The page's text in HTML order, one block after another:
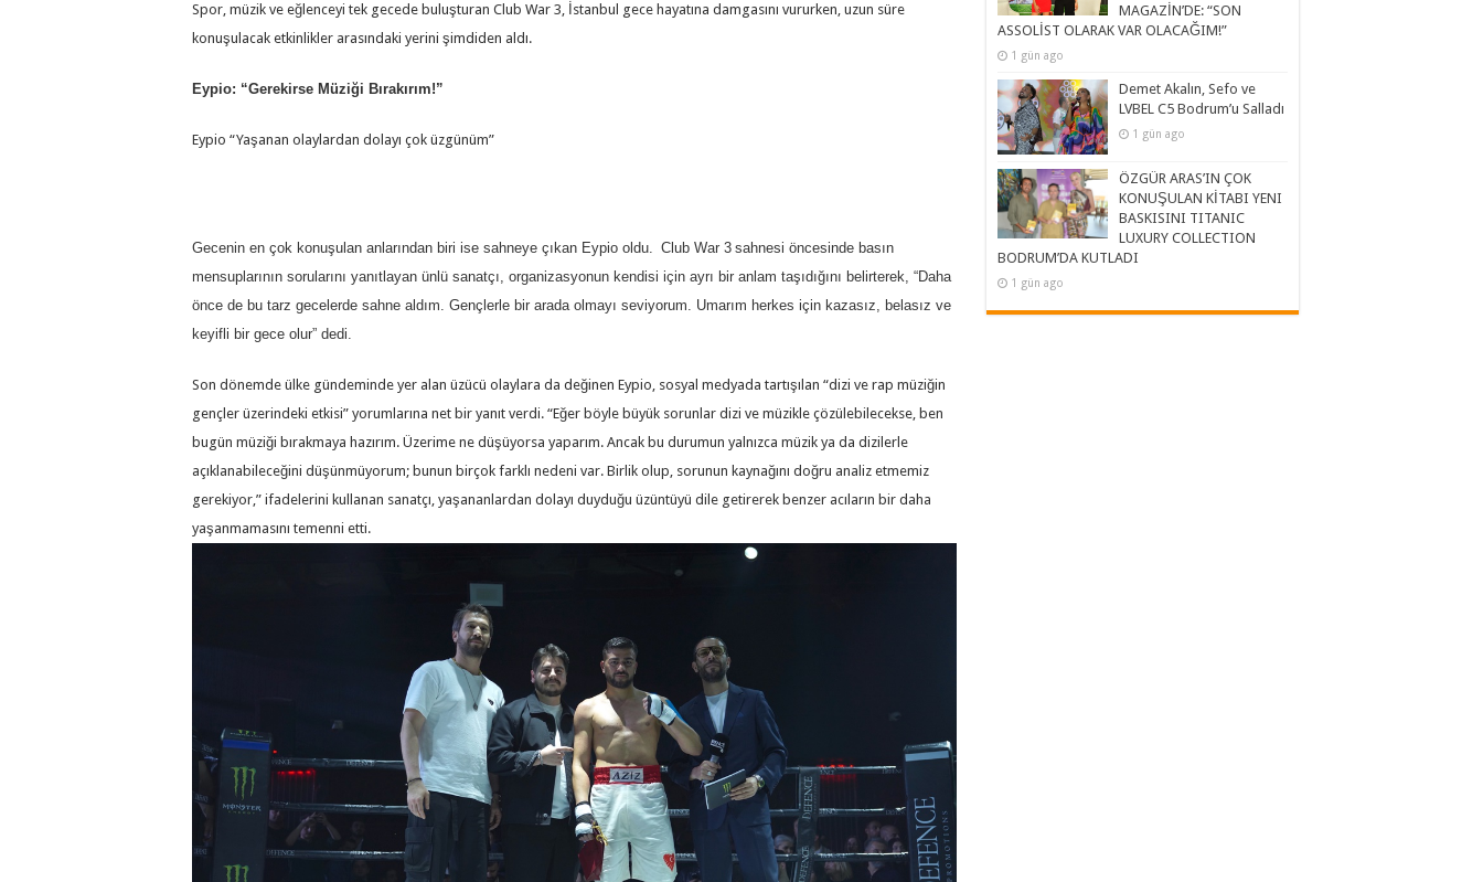
Spor, müzik ve eğlenceyi tek gecede buluşturan Club War 3, İstanbul gece hayatına damgasını vururken, uzun süre
konuşulacak etkinlikler arasındaki yerini şimdiden aldı.
Eypio: “Gerekirse Müziği Bırakırım!”
Eypio “Yaşanan olaylardan dolayı çok üzgünüm”
Gecenin en çok konuşulan anlarından biri ise sahneye çıkan Eypio oldu. Club War 3 sahnesi öncesinde basın
mensuplarının sorularını yanıtlayan ünlü sanatçı, organizasyonun kendisi için ayrı bir anlam taşıdığını belirterek, “Daha
önce de bu tarz gecelerde sahne aldım. Gençlerle bir arada olmayı seviyorum. Umarım herkes için kazasız, belasız ve
keyifli bir gece olur” dedi.
Son dönemde ülke gündeminde yer alan üzücü olaylara da değinen Eypio, sosyal medyada tartışılan “dizi ve rap müziğin
gençler üzerindeki etkisi” yorumlarına net bir yanıt verdi. “Eğer böyle büyük sorunlar dizi ve müzikle çözülebilecekse, ben
bugün müziği bırakmaya hazırım. Üzerime ne düşüyorsa yaparım. Ancak bu durumun yalnızca müzik ya da dizilerle
açıklanabileceğini düşünmüyorum; bunun birçok farklı nedeni var. Birlik olup, sorunun kaynağını doğru analiz etmemiz
gerekiyor,” ifadelerini kullanan sanatçı, yaşananlardan dolayı duyduğu üzüntüyü dile getirerek benzer acıların bir daha
yaşanmamasını temenni etti.
MAGAZİN’DE: “SON
ASSOLİST OLARAK VAR OLACAĞIM!”
1 gün ago
Demet Akalın, Sefo ve
LVBEL C5 Bodrum’u Salladı
1 gün ago
ÖZGÜR ARAS’IN ÇOK
KONUŞULAN KİTABI YENI
BASKISINI TITANIC
LUXURY COLLECTION
BODRUM’DA KUTLADI
1 gün ago